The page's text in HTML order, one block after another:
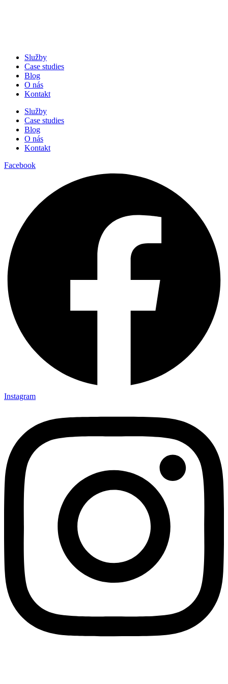
Služby
Case studies
Blog
O nás
Kontakt
Služby
Case studies
Blog
O nás
Kontakt
Facebook
Instagram